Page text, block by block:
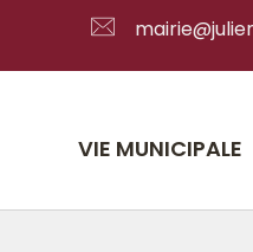
VIE MUNICIPALE